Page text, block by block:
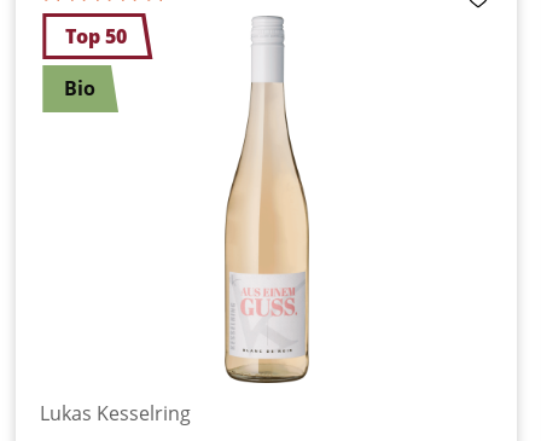
Top 50
Bio
Lukas Kesselring